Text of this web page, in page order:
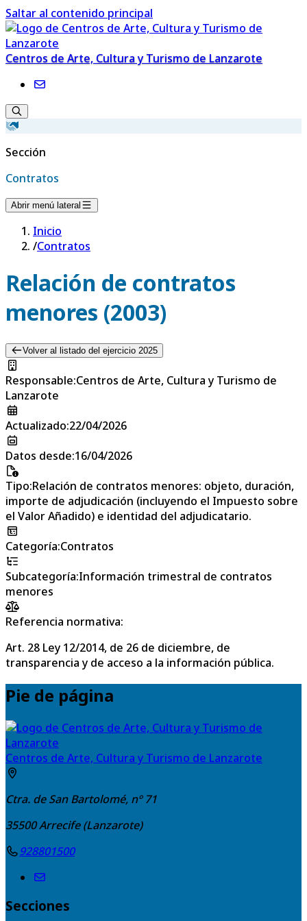
Saltar al contenido principal
Centros de Arte, Cultura y Turismo de Lanzarote
Sección
Contratos
Abrir menú lateral
Inicio
/Contratos
Relación de contratos
menores (2003)
Volver al listado del ejercicio 2025
Responsable:Centros de Arte, Cultura y Turismo de
Lanzarote
Actualizado:22/04/2026
Datos desde:16/04/2026
Tipo:Relación de contratos menores: objeto, duración,
importe de adjudicación (incluyendo el Impuesto sobre
el Valor Añadido) e identidad del adjudicatario.
Categoría:Contratos
Subcategoría:Información trimestral de contratos
menores
Referencia normativa:
Art. 28 Ley 12/2014, de 26 de diciembre, de
transparencia y de acceso a la información pública.
Pie de página
Centros de Arte, Cultura y Turismo de Lanzarote
Ctra. de San Bartolomé, nº 71
35500Arrecife (Lanzarote)
928801500
Secciones